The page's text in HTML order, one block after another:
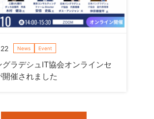
News Event
グラデシュIT協会オンラインセ
開催されました